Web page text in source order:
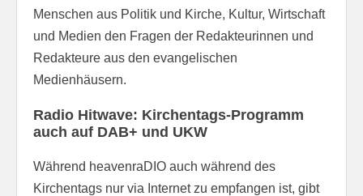
Menschen aus Politik und Kirche, Kultur, Wirtschaft
und Medien den Fragen der Redakteurinnen und
Redakteure aus den evangelischen
Medienhäusern.
Radio Hitwave: Kirchentags-Programm
auch auf DAB+ und UKW
Während heavenraDIO auch während des
Kirchentags nur via Internet zu empfangen ist, gibt